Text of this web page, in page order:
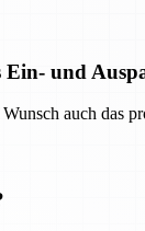
und
auch das